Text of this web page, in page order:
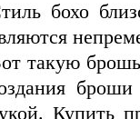
бохо
такую брошь
Купить